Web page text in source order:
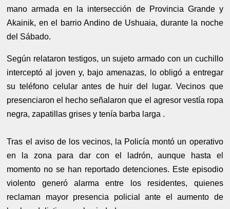
mano armada en la intersección de Provincia Grande y
Akainik, en el barrio Andino de Ushuaia, durante la noche
del Sábado.
Según relataron testigos, un sujeto armado con un cuchillo
interceptó al joven y, bajo amenazas, lo obligó a entregar
su teléfono celular antes de huir del lugar. Vecinos que
presenciaron el hecho señalaron que el agresor vestía ropa
negra, zapatillas grises y tenía barba larga .
Tras el aviso de los vecinos, la Policía montó un operativo
en la zona para dar con el ladrón, aunque hasta el
momento no se han reportado detenciones. Este episodio
violento generó alarma entre los residentes, quienes
reclaman mayor presencia policial ante el aumento de